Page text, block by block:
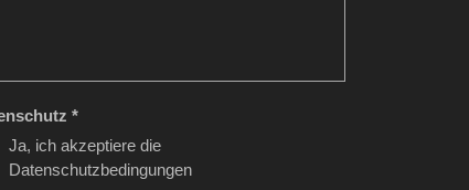
*
Ja, ich akzeptiere die
Datenschutzbedingungen